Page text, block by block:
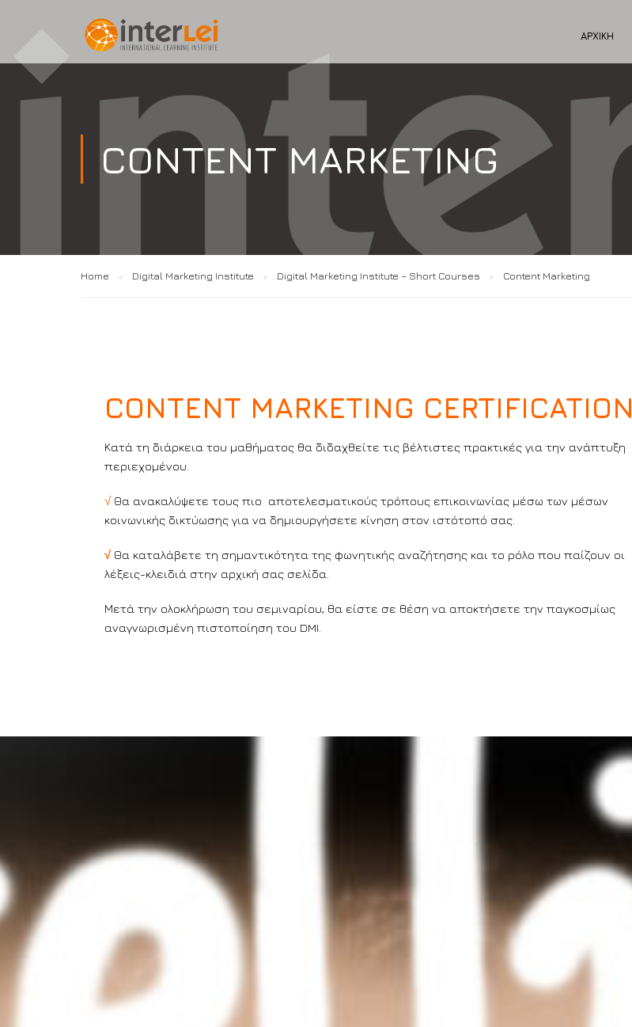
ΑΡΧΙΚΗ
CONTENT MARKETING
Home Digital Marketing Institute Digital Marketing Institute – Short Courses Content Marketing
CONTENT MARKETING CERTIFICATION
Κατά τη διάρκεια του μαθήματος θα διδαχθείτε τις βέλτιστες πρακτικές για την ανάπτυξη
περιεχομένου.
√ Θα ανακαλύψετε τους πιο αποτελεσματικούς τρόπους επικοινωνίας μέσω των μέσων
κοινωνικής δικτύωσης για να δημιουργήσετε κίνηση στον ιστότοπό σας.
√Θα καταλάβετε τη σημαντικότητα της φωνητικής αναζήτησης και το ρόλο που παίζουν οι
λέξεις-κλειδιά στην αρχική σας σελίδα.
Μετά την ολοκλήρωση του σεμιναρίου, θα είστε σε θέση να αποκτήσετε την παγκοσμίως
αναγνωρισμένη πιστοποίηση του DMI.